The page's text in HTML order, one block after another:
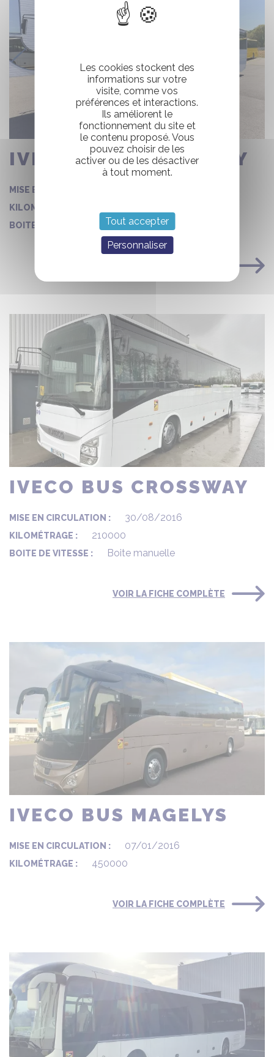
IVECO BUS CROSSWAY
MISE EN CIRCULATION :
KILOMÉTRAGE :
BOITE DE VITESSE : Mécanique
IVECO BUS CROSSWAY
MISE EN CIRCULATION : 30/08/2016
KILOMÉTRAGE : 210000
BOITE DE VITESSE : Boite manuelle
VOIR LA FICHE COMPLÈTE
IVECO BUS MAGELYS
MISE EN CIRCULATION : 07/01/2016
KILOMÉTRAGE : 450000
VOIR LA FICHE COMPLÈTE
Les cookies stockent des
informations sur votre
visite, comme vos
préférences et interactions.
Ils améliorent le
fonctionnement du site et
le contenu proposé. Vous
pouvez choisir de les
activer ou de les désactiver
à tout moment.
Tout accepter
Personnaliser